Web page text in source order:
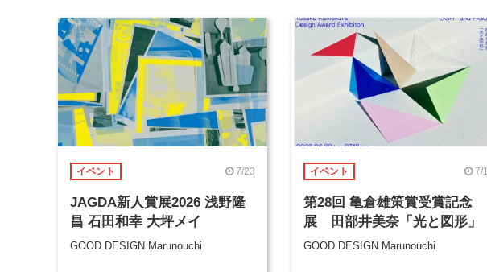
イベント 7/23
JAGDA新人賞展2026 浅野隆
昌 石田和幸 大坪メイ
GOOD DESIGN Marunouchi
イベント 7/1
第28回 亀倉雄策賞受賞記念
展 田部井美奈「光と図形」
GOOD DESIGN Marunouchi